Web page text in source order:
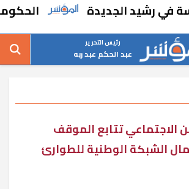
رشيد الجديدة الحكومة
رئيس التحرير
عبد الحكم عبد ربه
الاجتماعي تتابع الموقف
الشبكة الوطنية للطوارئ